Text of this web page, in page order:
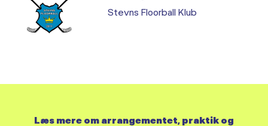
Stevns Floorball Klub
Læs mere om arrangementet, praktik og